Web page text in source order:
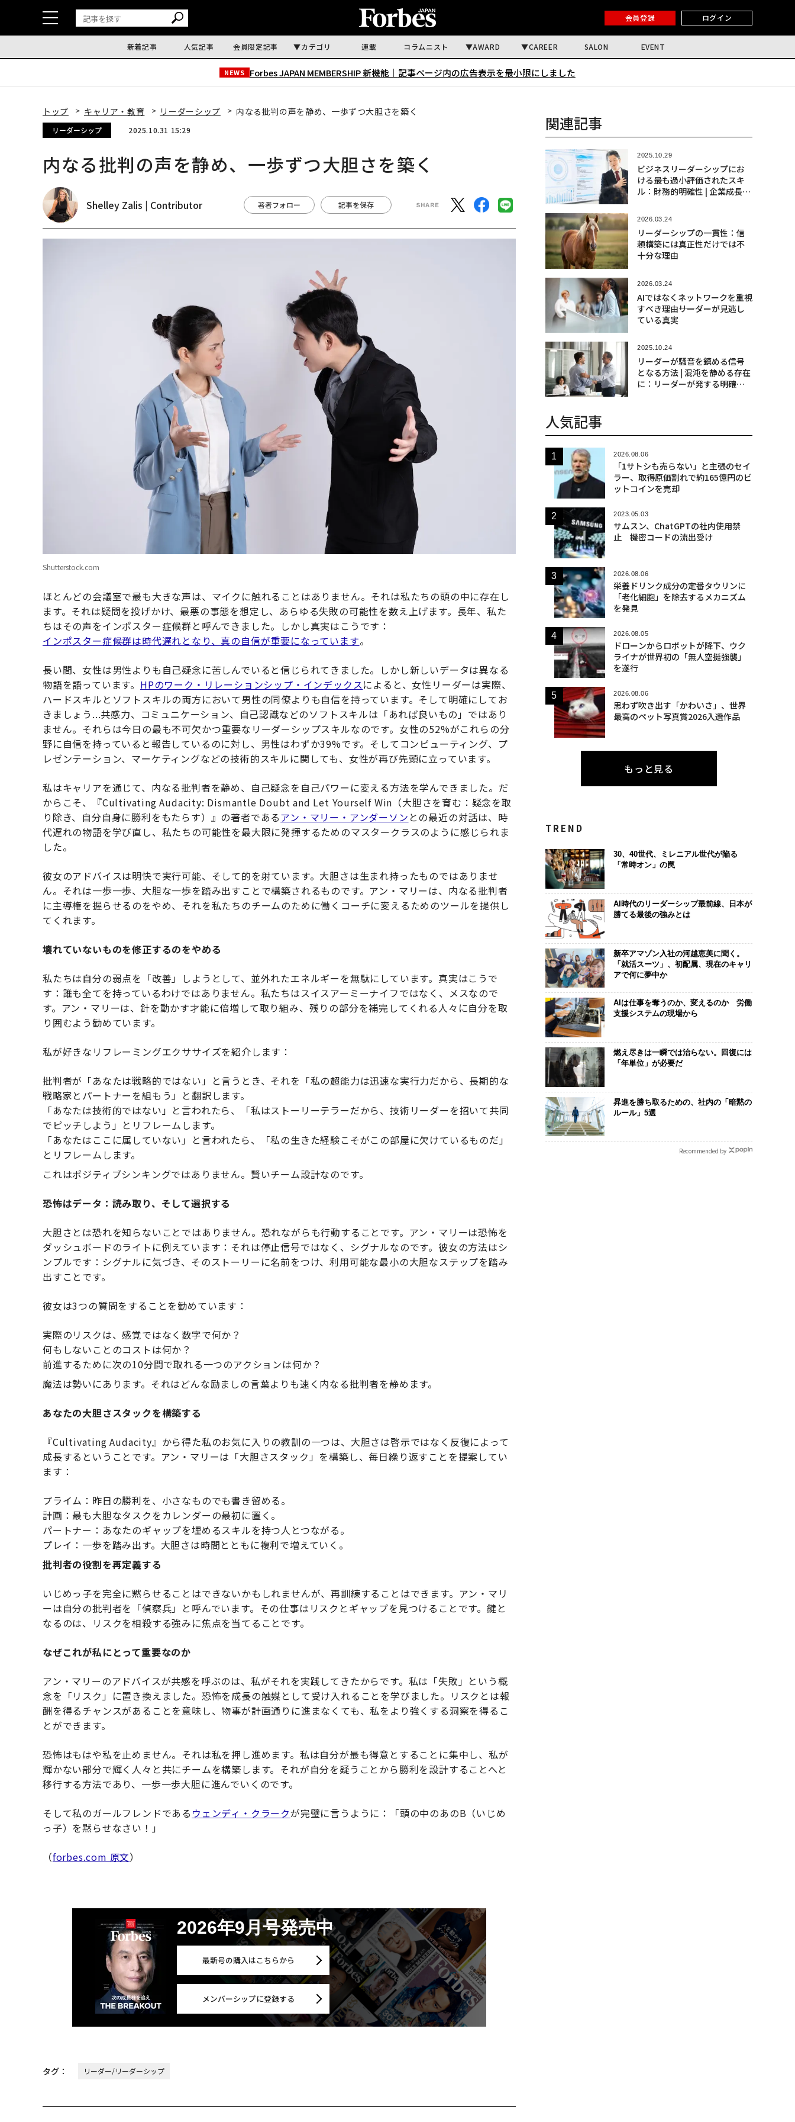
会員登録 ログイン
新着記事 人気記事 会員限定記事 カテゴリ 連載 コラムニスト AWARD CAREER SALON EVENT
NEWS Forbes JAPAN MEMBERSHIP 新機能｜ 記事ページ内の広告表示を最小限にしました
トップ キャリア・教育 リーダーシップ 内なる批判の声を静め、一歩ずつ大胆さを築く
リーダーシップ 2025.10.31 15:29
内なる批判の声を静め、一歩ずつ大胆さを築く
Shelley Zalis | Contributor 著者フォロー 記事を保存
Shutterstock.com
ほとんどの会議室で最も大きな声は、マイクに触れることはありません。それは私たちの頭の中に存在し
ます。それは疑問を投げかけ、最悪の事態を想定し、あらゆる失敗の可能性を数え上げます。長年、私た
ちはその声をインポスター症候群と呼んできました。しかし真実はこうです：
インポスター症候群は時代遅れとなり、真の自信が重要になっています。
長い間、女性は男性よりも自己疑念に苦しんでいると信じられてきました。しかし新しいデータは異なる
物語を語っています。 HPのワーク・リレーションシップ・インデックスによると、女性リーダーは実際、
ハードスキルとソフトスキルの両方において男性の同僚よりも自信を持っています。そして明確にしてお
きましょう...共感力、コミュニケーション、自己認識などのソフトスキルは「あれば良いもの」ではあり
ません。それらは今日の最も不可欠かつ重要なリーダーシップスキルなのです。女性の52%がこれらの分
野に自信を持っていると報告しているのに対し、男性はわずか39%です。そしてコンピューティング、プ
レゼンテーション、マーケティングなどの技術的スキルに関しても、女性が再び先頭に立っています。
私はキャリアを通じて、内なる批判者を静め、自己疑念を自己パワーに変える方法を学んできました。だ
からこそ、『Cultivating Audacity: Dismantle Doubt and Let Yourself Win（大胆さを育む：疑念を取
り除き、自分自身に勝利をもたらす）』の著者であるアン・マリー・アンダーソン との最近の対話は、時
代遅れの物語を学び直し、私たちの可能性を最大限に発揮するためのマスタークラスのように感じられま
した。
彼女のアドバイスは明快で実行可能、そして的を射ています。大胆さは生まれ持ったものではありませ
ん。それは一歩一歩、大胆な一歩を踏み出すことで構築されるものです。アン・マリーは、内なる批判者
に主導権を握らせるのをやめ、それを私たちのチームのために働くコーチに変えるためのツールを提供し
てくれます。
壊れていないものを修正するのをやめる
私たちは自分の弱点を「改善」しようとして、並外れたエネルギーを無駄にしています。真実はこうで
す：誰も全てを持っているわけではありません。私たちはスイスアーミーナイフではなく、メスなので
す。アン・マリーは、針を動かす才能に倍増して取り組み、残りの部分を補完してくれる人々に自分を取
り囲むよう勧めています。
私が好きなリフレーミングエクササイズを紹介します：
批判者が「あなたは戦略的ではない」と言うとき、それを「私の超能力は迅速な実行力だから、長期的な
戦略家とパートナーを組もう」と翻訳します。
「あなたは技術的ではない」と言われたら、「私はストーリーテラーだから、技術リーダーを招いて共同
でピッチしよう」とリフレームします。
「あなたはここに属していない」と言われたら、「私の生きた経験こそがこの部屋に欠けているものだ」
とリフレームします。
これはポジティブシンキングではありません。賢いチーム設計なのです。
恐怖はデータ：読み取り、そして選択する
大胆さとは恐れを知らないことではありません。恐れながらも行動することです。アン・マリーは恐怖を
ダッシュボードのライトに例えています：それは停止信号ではなく、シグナルなのです。彼女の方法はシ
ンプルです：シグナルに気づき、そのストーリーに名前をつけ、利用可能な最小の大胆なステップを踏み
出すことです。
彼女は3つの質問をすることを勧めています：
実際のリスクは、感覚ではなく数字で何か？
何もしないことのコストは何か？
前進するために次の10分間で取れる一つのアクションは何か？
魔法は勢いにあります。それはどんな励ましの言葉よりも速く内なる批判者を静めます。
あなたの大胆さスタックを構築する
『Cultivating Audacity』から得た私のお気に入りの教訓の一つは、大胆さは啓示ではなく反復によって
成長するということです。アン・マリーは「大胆さスタック」を構築し、毎日繰り返すことを提案してい
ます：
プライム：昨日の勝利を、小さなものでも書き留める。
計画：最も大胆なタスクをカレンダーの最初に置く。
パートナー：あなたのギャップを埋めるスキルを持つ人とつながる。
プレイ：一歩を踏み出す。大胆さは時間とともに複利で増えていく。
批判者の役割を再定義する
いじめっ子を完全に黙らせることはできないかもしれませんが、再訓練することはできます。アン・マリ
ーは自分の批判者を「偵察兵」と呼んでいます。その仕事はリスクとギャップを見つけることです。鍵と
なるのは、リスクを相殺する強みに焦点を当てることです。
なぜこれが私にとって重要なのか
アン・マリーのアドバイスが共感を呼ぶのは、私がそれを実践してきたからです。私は「失敗」という概
念を「リスク」に置き換えました。恐怖を成長の触媒として受け入れることを学びました。リスクとは報
酬を得るチャンスがあることを意味し、物事が計画通りに進まなくても、私をより強くする洞察を得るこ
とができます。
恐怖はもはや私を止めません。それは私を押し進めます。私は自分が最も得意とすることに集中し、私が
輝かない部分で輝く人々と共にチームを構築します。それが自分を疑うことから勝利を設計することへと
移行する方法であり、一歩一歩大胆に進んでいくのです。
そして私のガールフレンドである ウェンディ・クラークが完璧に言うように：「頭の中のあのB（いじめ
っ子）を黙らせなさい！」
（forbes.com 原文）
2026年9月号発売中
最新号の購入はこちらから
メンバーシップに登録する
タグ： リーダー/リーダーシップ
関連記事
2025.10.29
ビジネスリーダーシップにお
ける最も過小評価されたスキ
ル：財務的明確性 | 企業成長の
も見落とされるリーダーシッ
プスキル | 経営者に不可欠な隠
れた武器：財務的明確性とい
う最強のスキル
2026.03.24
リーダーシップの一貫性：信
頼構築には真正性だけでは不
十分な理由
2026.03.24
AIではなくネットワークを重視
すべき理由――リーダーが見逃し
ている真実
2025.10.24
リーダーが騒音を鎮める信号
となる方法 | 混沌を静める存在
に：リーダーが発する明確な
人気記事
2026.08.06
「1サトシも売らない」と主張のセイ
ラー、取得原価割れで約165億円のビ
ットコインを売却
2023.05.03
サムスン、ChatGPTの社内使用禁
止 機密コードの流出受け
2026.08.06
栄養ドリンク成分の定番タウリンに
「老化細胞」を除去するメカニズム
を発見
2026.08.05
ドローンからロボットが降下、ウク
ライナが世界初の「無人空挺強襲」
を遂行
2026.08.06
思わず吹き出す「かわいさ」、世界
最高のペット写真賞2026入選作品
もっと見る
TREND
30、40世代、ミレニアル世代が陥る
「常時オン」の罠
AI時代のリーダーシップ最前線、日本が
勝てる最後の強みとは
新卒アマゾン入社の河越恵美に聞く。
「就活スーツ」、初配属、現在のキャリ
アで何に夢中か
AIは仕事を奪うのか、変えるのか 労働
支援システムの現場から
燃え尽きは一瞬では治らない。回復には
「年単位」が必要だ
昇進を勝ち取るための、社内の「暗黙の
ルール」5選
Recommended by